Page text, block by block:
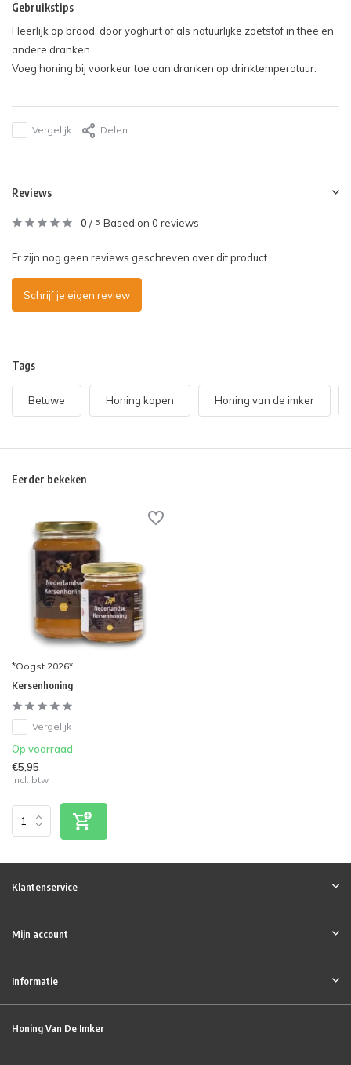
Gebruikstips
Heerlijk op brood, door yoghurt of als natuurlijke zoetstof in thee en
andere dranken.
Voeg honing bij voorkeur toe aan dranken op drinktemperatuur.
Vergelijk Delen
Reviews
0 / 5 Based on 0 reviews
Er zijn nog geen reviews geschreven over dit product..
Schrijf je eigen review
Tags
Betuwe Honing kopen Honing van de imker
Eerder bekeken
*Oogst 2026*
Kersenhoning
Vergelijk
Op voorraad
€5,95
Incl. btw
Klantenservice
Mijn account
Informatie
Honing Van De Imker